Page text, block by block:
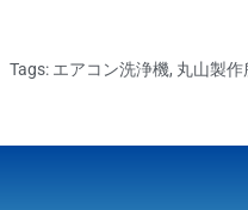
Tags: エアコン洗浄機, 丸山製作